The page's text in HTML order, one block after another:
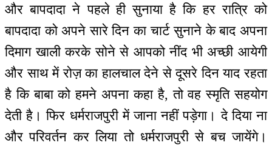
और बापदादा ने पहले ही सुनाया है कि हर रात्रि को
बापदादा को अपने सारे दिन का चार्ट सुनाने के बाद अपना
दिमाग खाली करके सोने से आपको नींद भी अच्छी आयेगी
और साथ में रोज़ का हालचाल देने से दूसरे दिन याद रहता
है कि बाबा को हमने अपना कहा है, तो वह स्मृति सहयोग
देती है। फिर धर्मराजपुरी में जाना नहीं पड़ेगा। दे दिया ना
और परिवर्तन कर लिया तो धर्मराजपुरी से बच जायेंगे।